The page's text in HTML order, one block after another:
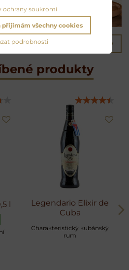
Následující produkt
produkty
l
Legendario Elixir de
Cuba
Charakteristický kubánský
rum
ochrany soukromí
podrobnosti
přijimám všechny cookies